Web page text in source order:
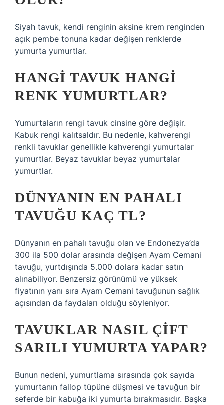
Siyah tavuk, kendi renginin aksine krem ​​renginden
açık pembe tonuna kadar değişen renklerde
yumurta yumurtlar.
HANGI TAVUK HANGI
RENK YUMURTLAR?
Yumurtaların rengi tavuk cinsine göre değişir.
Kabuk rengi kalıtsaldır. Bu nedenle, kahverengi
renkli tavuklar genellikle kahverengi yumurtalar
yumurtlar. Beyaz tavuklar beyaz yumurtalar
yumurtlar.
DÜNYANIN EN PAHALI
TAVUĞU KAÇ TL?
Dünyanın en pahalı tavuğu olan ve Endonezya’da
300 ila 500 dolar arasında değişen Ayam Cemani
tavuğu, yurtdışında 5.000 dolara kadar satın
alınabiliyor. Benzersiz görünümü ve yüksek
fiyatının yanı sıra Ayam Cemani tavuğunun sağlık
açısından da faydaları olduğu söyleniyor.
TAVUKLAR NASIL ÇIFT
SARILI YUMURTA YAPAR?
Bunun nedeni, yumurtlama sırasında çok sayıda
yumurtanın fallop tüpüne düşmesi ve tavuğun bir
seferde bir kabuğa iki yumurta bırakmasıdır. Başka